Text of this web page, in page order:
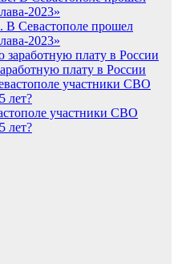
В Севастополе прошел
2023»
плату в России
участники СВО
лет?